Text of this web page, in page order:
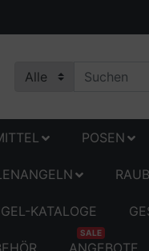
POSEN
KATALOGE
ANGEBOTE
SALE